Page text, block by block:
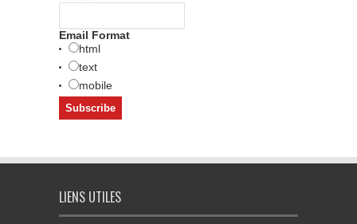
Email Format
html
text
mobile
LIENS UTILES